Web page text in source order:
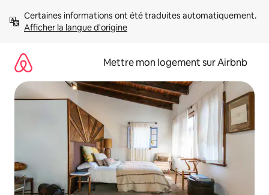
directement
Afficher la langue d'origine
Mettre mon logement sur Airbnb